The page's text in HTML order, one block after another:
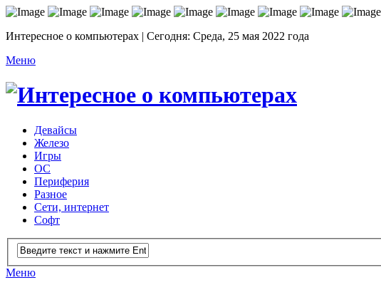
Интересное о компьютерах | Сегодня: Среда, 25 мая 2022 года
Меню
Девайсы
Железо
Игры
ОС
Периферия
Разное
Сети, интернет
Софт
Меню